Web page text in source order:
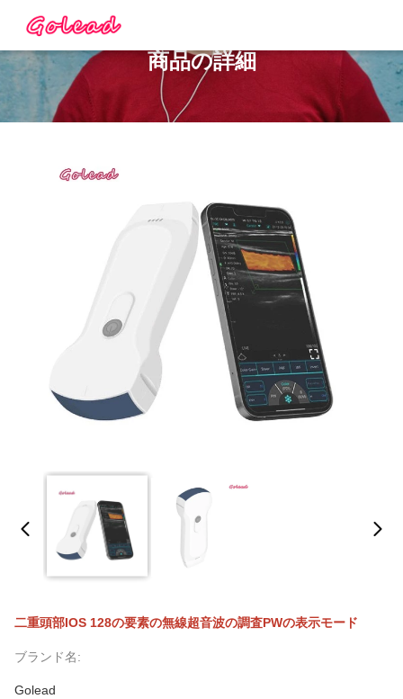
商品の詳細
二重頭部IOS 128の要素の無線超音波の調査PWの表示モード
ブランド名:
Golead